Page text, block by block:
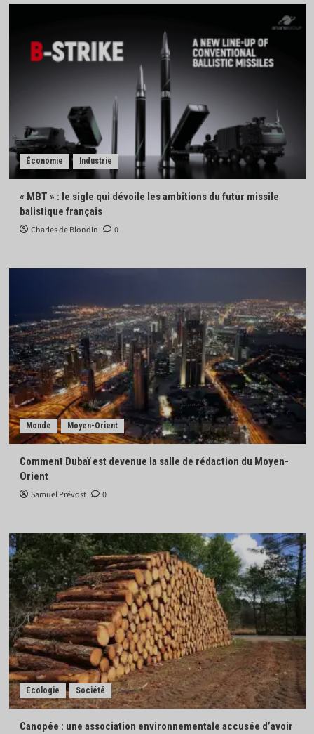
Économie Industrie
« MBT » : le sigle qui dévoile les ambitions du futur missile
balistique français
Charles de Blondin 0
Monde Moyen-Orient
Comment Dubaï est devenue la salle de rédaction du Moyen-
Orient
Samuel Prévost 0
Écologie Société
Canopée : une association environnementale accusée d’avoir